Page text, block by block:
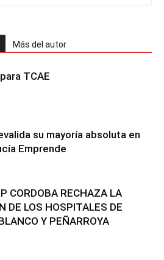
Más del autor
TCAE
su mayoría absoluta en
Emprende
CORDOBA RECHAZA LA
DE LOS HOSPITALES DE
Y PEÑARROYA